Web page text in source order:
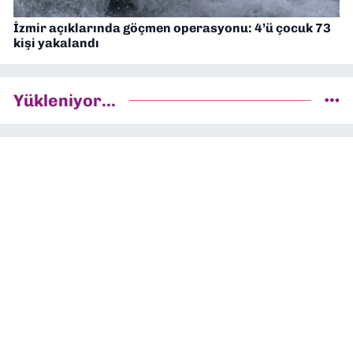
İzmir açıklarında göçmen operasyonu: 4’ü çocuk 73
kişi yakalandı
Yükleniyor...